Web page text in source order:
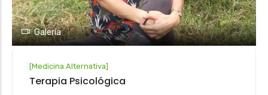
Galería
[Medicina Alternativa]
Terapia Psicológica